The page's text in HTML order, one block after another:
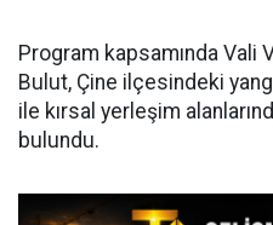
Program kapsamında Vali
Bulut, Çine ilçesindeki
ile kırsal yerleşim
bulundu.